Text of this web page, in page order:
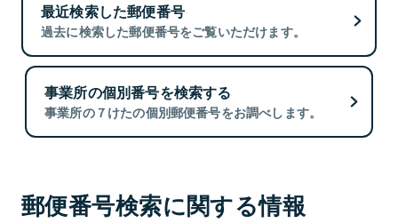
最近検索した郵便番号
過去に検索した郵便番号をご覧いただけます。
事業所の個別番号を検索する
事業所の７けたの個別郵便番号をお調べします。
郵便番号検索に関する情報